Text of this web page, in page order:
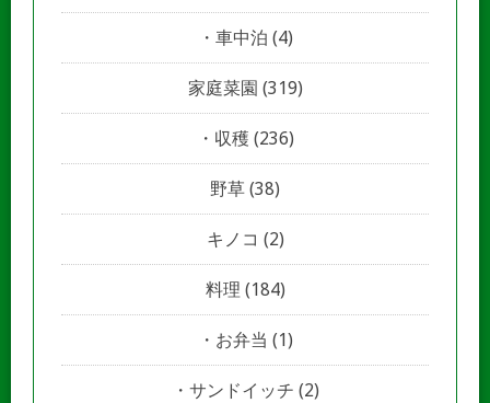
車中泊 (4)
家庭菜園 (319)
収穫 (236)
野草 (38)
キノコ (2)
料理 (184)
お弁当 (1)
サンドイッチ (2)